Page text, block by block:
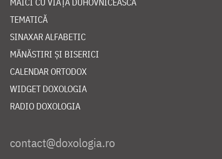
MAICI CU VIAȚĂ DUHOVNICEASCĂ
TEMATICĂ
SINAXAR ALFABETIC
MĂNĂSTIRI ȘI BISERICI
CALENDAR ORTODOX
WIDGET DOXOLOGIA
RADIO DOXOLOGIA